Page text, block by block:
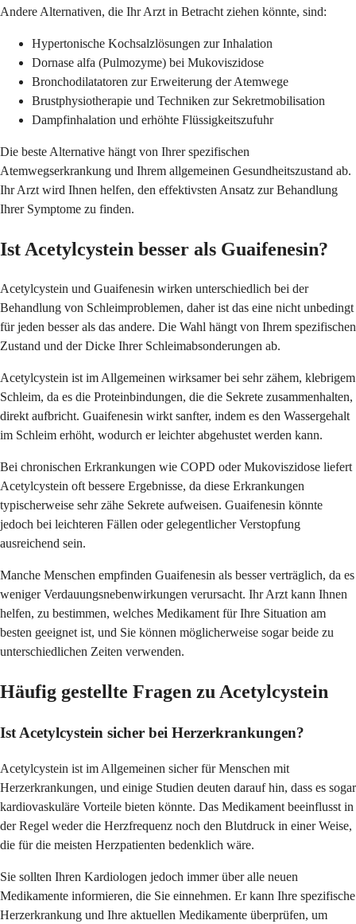
Andere Alternativen, die Ihr Arzt in Betracht ziehen könnte, sind:
Hypertonische Kochsalzlösungen zur Inhalation
Dornase alfa (Pulmozyme) bei Mukoviszidose
Bronchodilatatoren zur Erweiterung der Atemwege
Brustphysiotherapie und Techniken zur Sekretmobilisation
Dampfinhalation und erhöhte Flüssigkeitszufuhr
Die beste Alternative hängt von Ihrer spezifischen
Atemwegserkrankung und Ihrem allgemeinen Gesundheitszustand ab.
Ihr Arzt wird Ihnen helfen, den effektivsten Ansatz zur Behandlung
Ihrer Symptome zu finden.
Ist Acetylcystein besser als Guaifenesin?
Acetylcystein und Guaifenesin wirken unterschiedlich bei der
Behandlung von Schleimproblemen, daher ist das eine nicht unbedingt
für jeden besser als das andere. Die Wahl hängt von Ihrem spezifischen
Zustand und der Dicke Ihrer Schleimabsonderungen ab.
Acetylcystein ist im Allgemeinen wirksamer bei sehr zähem, klebrigem
Schleim, da es die Proteinbindungen, die die Sekrete zusammenhalten,
direkt aufbricht. Guaifenesin wirkt sanfter, indem es den Wassergehalt
im Schleim erhöht, wodurch er leichter abgehustet werden kann.
Bei chronischen Erkrankungen wie COPD oder Mukoviszidose liefert
Acetylcystein oft bessere Ergebnisse, da diese Erkrankungen
typischerweise sehr zähe Sekrete aufweisen. Guaifenesin könnte
jedoch bei leichteren Fällen oder gelegentlicher Verstopfung
ausreichend sein.
Manche Menschen empfinden Guaifenesin als besser verträglich, da es
weniger Verdauungsnebenwirkungen verursacht. Ihr Arzt kann Ihnen
helfen, zu bestimmen, welches Medikament für Ihre Situation am
besten geeignet ist, und Sie können möglicherweise sogar beide zu
unterschiedlichen Zeiten verwenden.
Häufig gestellte Fragen zu Acetylcystein
Ist Acetylcystein sicher bei Herzerkrankungen?
Acetylcystein ist im Allgemeinen sicher für Menschen mit
Herzerkrankungen, und einige Studien deuten darauf hin, dass es sogar
kardiovaskuläre Vorteile bieten könnte. Das Medikament beeinflusst in
der Regel weder die Herzfrequenz noch den Blutdruck in einer Weise,
die für die meisten Herzpatienten bedenklich wäre.
Sie sollten Ihren Kardiologen jedoch immer über alle neuen
Medikamente informieren, die Sie einnehmen. Er kann Ihre spezifische
Herzerkrankung und Ihre aktuellen Medikamente überprüfen, um